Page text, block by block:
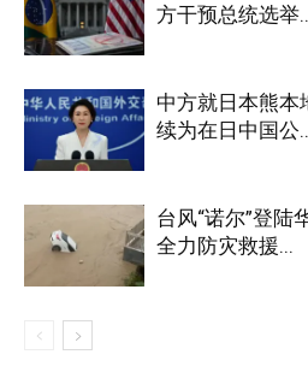
方干预总统选举
中方就日本熊本
续为在日中国公
台风“诺尔”登陆
全力防灾救援...